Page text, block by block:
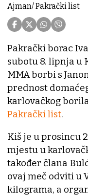
Ajman/ Pakrački list
Pakrački borac
subotu 8. lipnja u
MMA borbi s
prednost
karlovačkog
Pakrački list.
Kiš je u prosincu
mjestu u
također člana
ovaj meč odviti u
kilograma, a